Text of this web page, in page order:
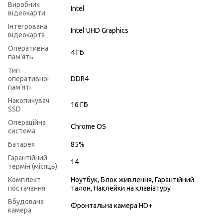
Виробник
відеокарти
Intel
Інтегрована
відеокарта
Intel UHD Graphics
Оперативна
пам'ять
4 ГБ
Тип
оперативної
пам'яті
DDR4
Накопичувач
SSD
16 ГБ
Операційна
система
Chrome OS
Батарея
85%
Гарантійний
термін (місяць)
14
Комплект
постачання
Ноутбук, Блок живлення, Гарантійний
талон, Наклейки на клавіатуру
Вбудована
камера
Фронтальна камера HD+